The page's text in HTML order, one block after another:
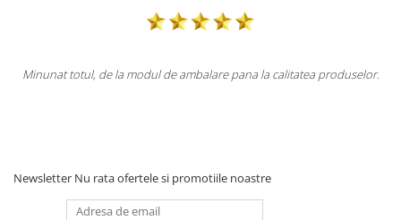
produselor.
Totul la superlativ! Produsul, fix descrierea, ambalaj,
Newsletter Nu rata ofertele si promotiile noastre